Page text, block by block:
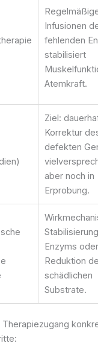
Infusionen
fehlenden
stabilisiert
Atemkraft.
Ziel:
Korrektur
defekten
aber noch in
Erprobung.
Enzyms oder
Reduktion
schädlichen
Substrate.